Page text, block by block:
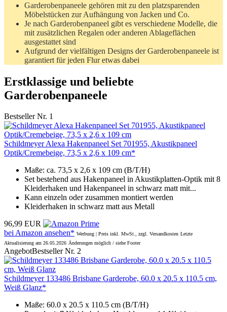
Garderobenpaneele gehören mit zu den platzsparenden
Möbelstücken zur Aufhängung von Jacken und Co.
Je nach Garderobenpaneel gibt es verschiedene Modelle, die
mit zusätzlichen Regalen oder anderen Ablageflächen
ausgestattet sind
Aufgrund der vielfältigen Designs der Garderobenpaneele ist
garantiert für jeden Flur etwas dabei
Erstklassige und beliebte
Garderobenpaneele
Bestseller Nr. 1
Schildmeyer Alexa Hakenpaneel Set 701955, Akustikpaneel
Optik/Cremebeige, 73,5 x 2,6 x 109 cm*
Maße: ca. 73,5 x 2,6 x 109 cm (B/T/H)
Set bestehend aus Hakenpaneel in Akustikplatten-Optik mit 8
Kleiderhaken und Hakenpaneel in schwarz matt mit...
Kann einzeln oder zusammen montiert werden
Kleiderhaken in schwarz matt aus Metall
96,99 EUR
bei Amazon ansehen* Werbung | Preis inkl. MwSt., zzgl. Versandkosten Letzte
Aktualisierung am 26.05.2026 Änderungen möglich / siehe Footer
AngebotBestseller Nr. 2
Schildmeyer 133486 Brisbane Garderobe, 60.0 x 20.5 x 110.5 cm,
Weiß Glanz*
Maße: 60.0 x 20.5 x 110.5 cm (B/T/H)